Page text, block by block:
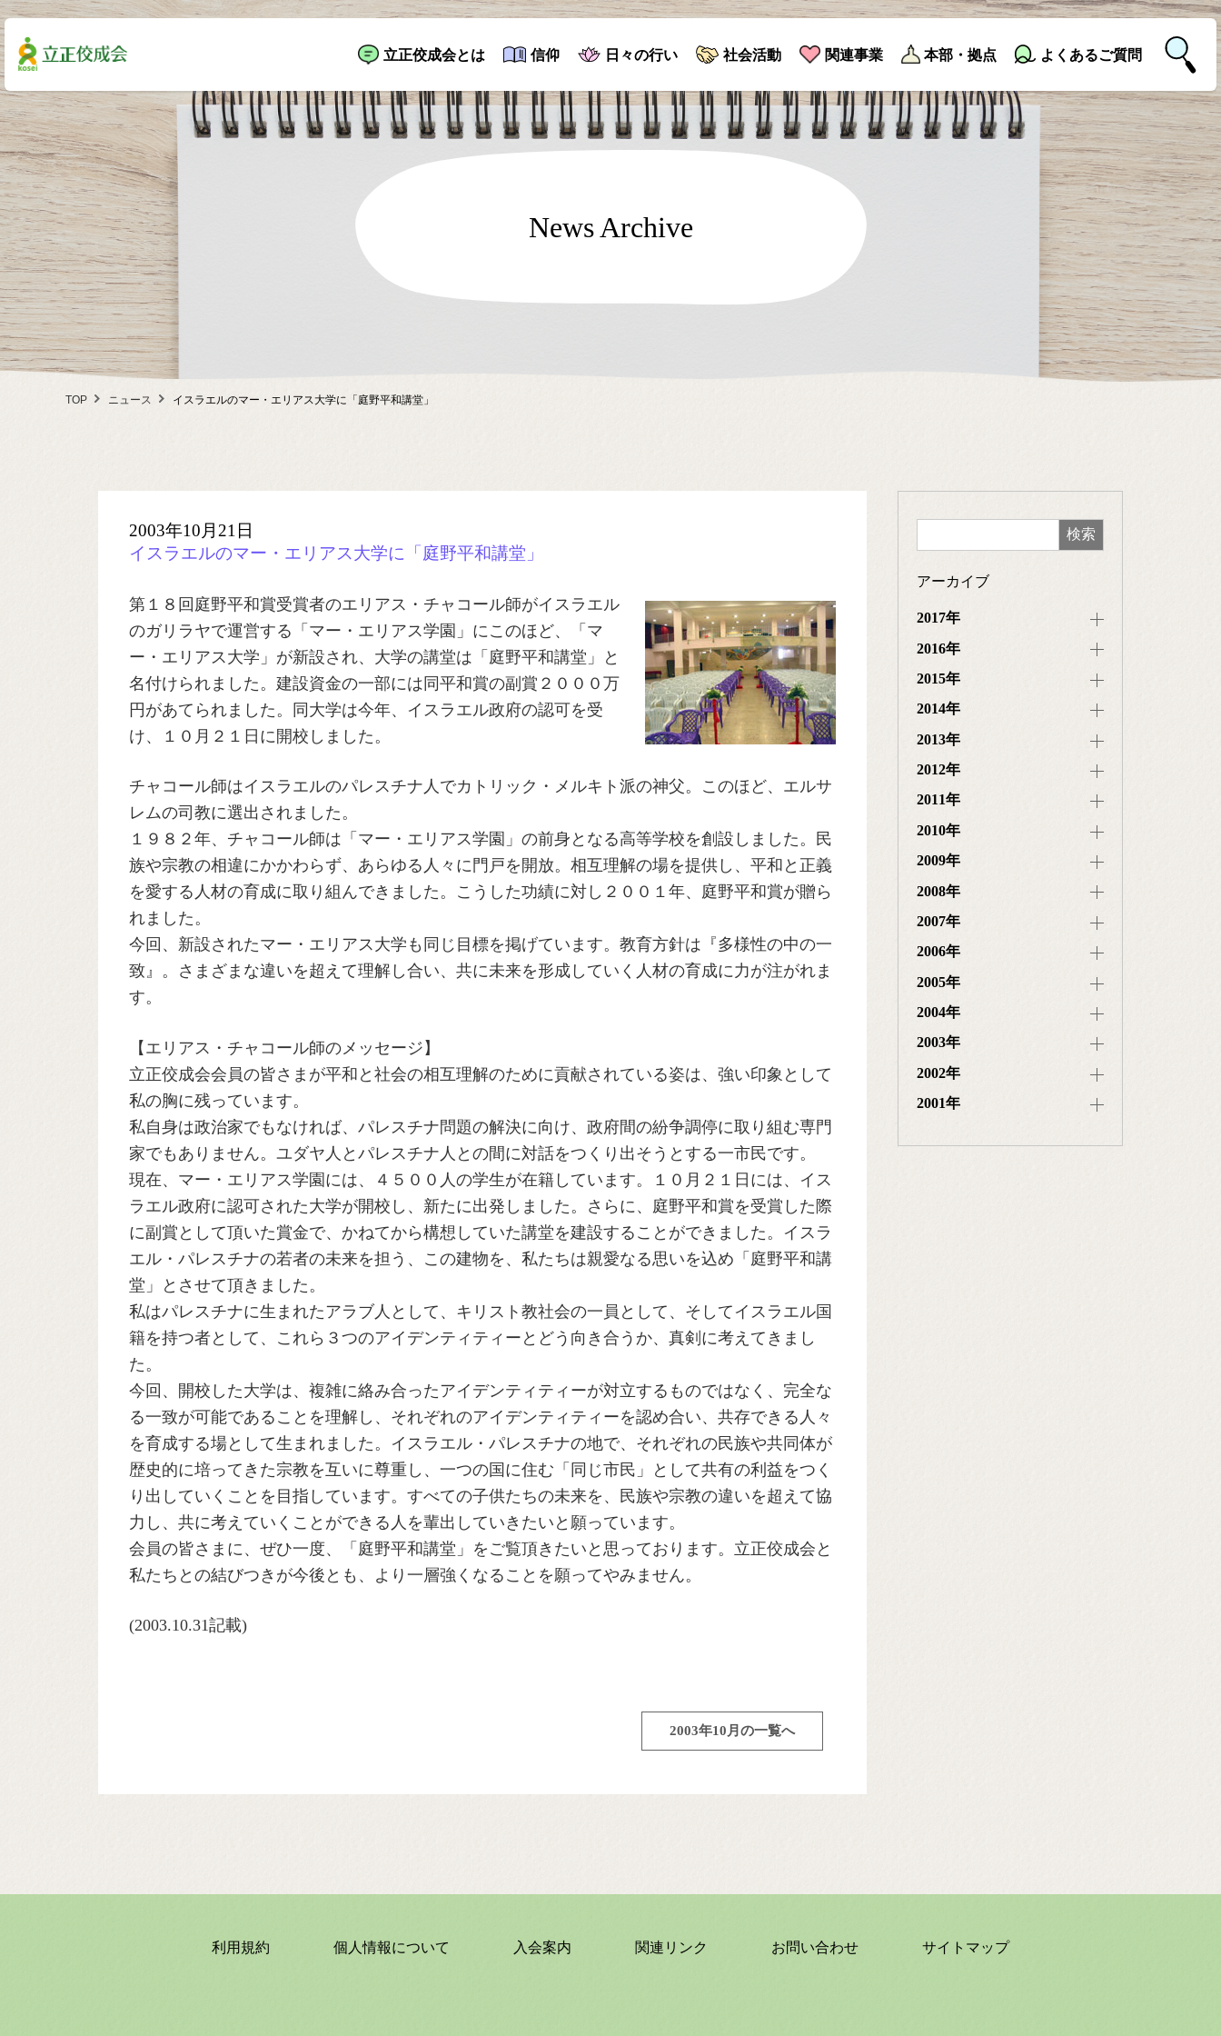
立正佼成会とは 信仰 日々の行い 社会活動 関連事業 本部・拠点 よくあるご質問
News Archive
TOP ニュース イスラエルのマー・エリアス大学に「庭野平和講堂」
2003年10月21日
イスラエルのマー・エリアス大学に「庭野平和講堂」
第１８回庭野平和賞受賞者のエリアス・チャコール師がイスラエル
のガリラヤで運営する「マー・エリアス学園」にこのほど、「マ
ー・エリアス大学」が新設され、大学の講堂は「庭野平和講堂」と
名付けられました。建設資金の一部には同平和賞の副賞２０００万
円があてられました。同大学は今年、イスラエル政府の認可を受
け、１０月２１日に開校しました。
チャコール師はイスラエルのパレスチナ人でカトリック・メルキト派の神父。このほど、エルサ
レムの司教に選出されました。
１９８２年、チャコール師は「マー・エリアス学園」の前身となる高等学校を創設しました。民
族や宗教の相違にかかわらず、あらゆる人々に門戸を開放。相互理解の場を提供し、平和と正義
を愛する人材の育成に取り組んできました。こうした功績に対し２００１年、庭野平和賞が贈ら
れました。
今回、新設されたマー・エリアス大学も同じ目標を掲げています。教育方針は『多様性の中の一
致』。さまざまな違いを超えて理解し合い、共に未来を形成していく人材の育成に力が注がれま
す。
【エリアス・チャコール師のメッセージ】
立正佼成会会員の皆さまが平和と社会の相互理解のために貢献されている姿は、強い印象として
私の胸に残っています。
私自身は政治家でもなければ、パレスチナ問題の解決に向け、政府間の紛争調停に取り組む専門
家でもありません。ユダヤ人とパレスチナ人との間に対話をつくり出そうとする一市民です。
現在、マー・エリアス学園には、４５００人の学生が在籍しています。１０月２１日には、イス
ラエル政府に認可された大学が開校し、新たに出発しました。さらに、庭野平和賞を受賞した際
に副賞として頂いた賞金で、かねてから構想していた講堂を建設することができました。イスラ
エル・パレスチナの若者の未来を担う、この建物を、私たちは親愛なる思いを込め「庭野平和講
堂」とさせて頂きました。
私はパレスチナに生まれたアラブ人として、キリスト教社会の一員として、そしてイスラエル国
籍を持つ者として、これら３つのアイデンティティーとどう向き合うか、真剣に考えてきまし
た。
今回、開校した大学は、複雑に絡み合ったアイデンティティーが対立するものではなく、完全な
る一致が可能であることを理解し、それぞれのアイデンティティーを認め合い、共存できる人々
を育成する場として生まれました。イスラエル・パレスチナの地で、それぞれの民族や共同体が
歴史的に培ってきた宗教を互いに尊重し、一つの国に住む「同じ市民」として共有の利益をつく
り出していくことを目指しています。すべての子供たちの未来を、民族や宗教の違いを超えて協
力し、共に考えていくことができる人を輩出していきたいと願っています。
会員の皆さまに、ぜひ一度、「庭野平和講堂」をご覧頂きたいと思っております。立正佼成会と
私たちとの結びつきが今後とも、より一層強くなることを願ってやみません。
(2003.10.31記載)
2003年10月の一覧へ
アーカイブ
2017年
2016年
2015年
2014年
2013年
2012年
2011年
2010年
2009年
2008年
2007年
2006年
2005年
2004年
2003年
2002年
2001年
利用規約 個人情報について 入会案内 関連リンク お問い合わせ サイトマップ